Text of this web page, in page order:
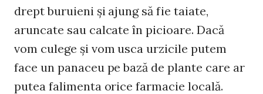
drept buruieni şi ajung să fie taiate,
aruncate sau calcate în picioare. Dacă
vom culege şi vom usca urzicile putem
face un panaceu pe bază de plante care ar
putea falimenta orice farmacie locală.